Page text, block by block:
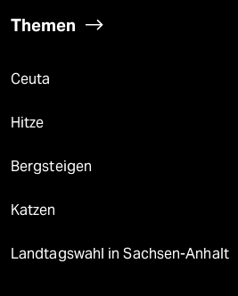
Themen
Ceuta
Hitze
Bergsteigen
Katzen
Landtagswahl in Sachsen-Anhalt